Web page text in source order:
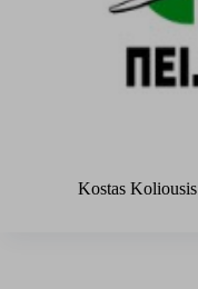
Kostas Koliousis